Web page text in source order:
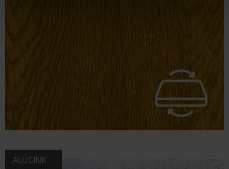
ALUCINK